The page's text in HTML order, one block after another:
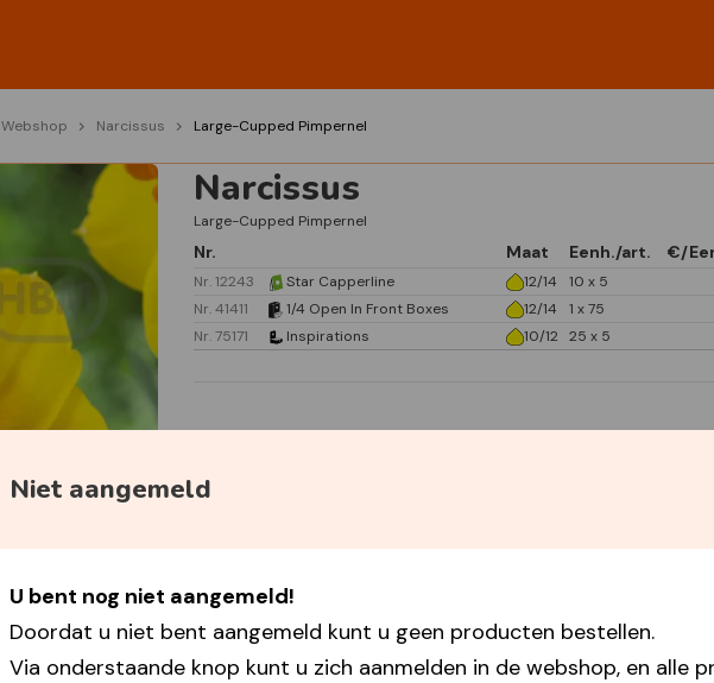
Niet aangemeld
U bent nog niet aangemeld!
Doordat u niet bent aangemeld kunt u geen producten bestellen.
Via onderstaande knop kunt u zich aanmelden in de webshop, en alle
Webshop Narcissus Large-Cupped Pimpernel
Narcissus
Large-Cupped Pimpernel
Nr. Maat Eenh./art. €/
Nr. 12243 Star Capperline 12/14 10 x 5
Nr. 41411
1/4 Open In Front Boxes 12/14 1 x 75
Nr. 75171
Inspirations 10/12 25 x 5
Secundaire kleur
Oranje
Plantdiepte
Plantafstand
12
Plant periode
9-11